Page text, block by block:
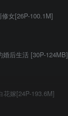
女[26P-100.1M]
后生活 [30P-124MB]
花嫁[24P-193.6M]